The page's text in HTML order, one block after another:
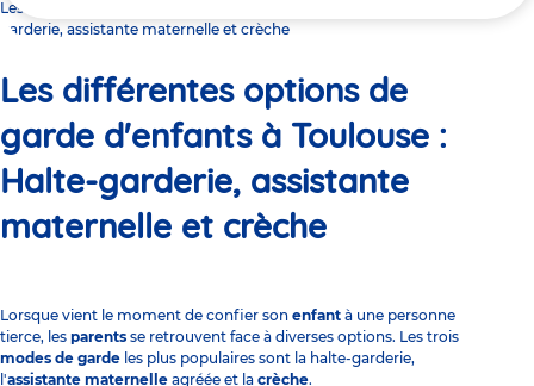
ici
Les différentes options de garde d'enfants à Toulouse : Halte-
garderie, assistante maternelle et crèche
Les différentes options de
garde d'enfants à Toulouse :
Halte-garderie, assistante
maternelle et crèche
Lorsque vient le moment de confier son enfant à une personne
tierce, les parents se retrouvent face à diverses options. Les trois
modes de garde les plus populaires sont la halte-garderie,
l'assistante maternelle agréée et la crèche.